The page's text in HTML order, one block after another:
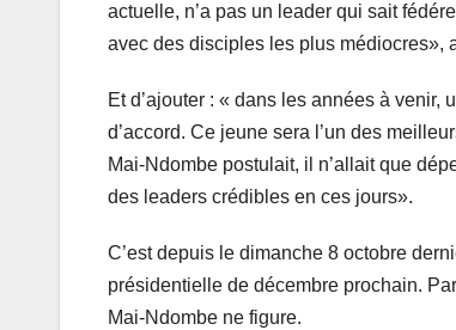
actuelle, n’a pas un leader qui sait
avec des disciples les plus médiocres»,
Et d’ajouter : « dans les années à
d’accord. Ce jeune sera l’un des
Mai-Ndombe postulait, il n’allait que
des leaders crédibles en ces jours».
C’est depuis le dimanche 8 octobre
présidentielle de décembre prochain.
Mai-Ndombe ne figure.